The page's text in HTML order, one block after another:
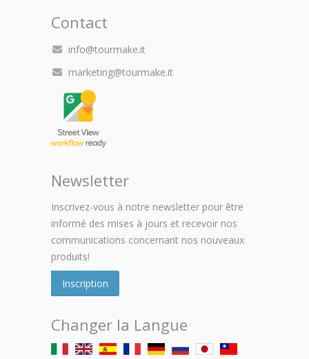
Contact
info@tourmake.it
marketing@tourmake.it
Newsletter
Inscrivez-vous à notre newsletter pour être
informé des mises à jours et recevoir nos
communications concernant nos nouveaux
produits!
Inscription
Changer la Langue